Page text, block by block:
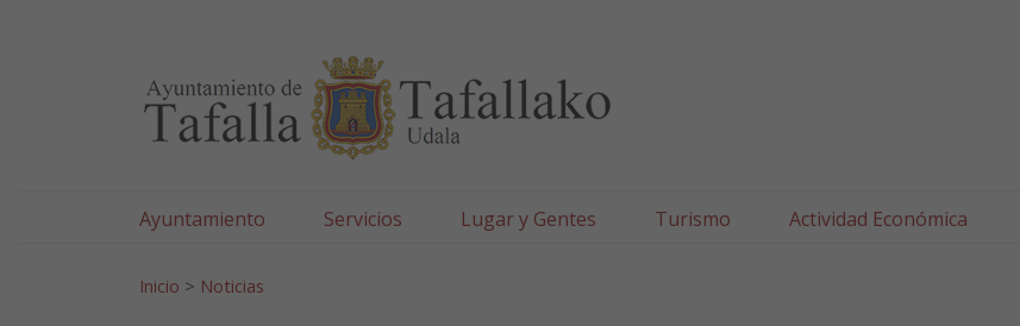
Ayuntamiento Servicios Lugar y Gentes Turismo Actividad Económica
Inicio > Noticias